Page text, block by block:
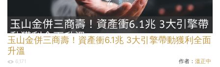
玉山金併三商壽！資產衝6.1兆 3大引擎帶動獲利全面
升溫
6,171 作者： 溫正中